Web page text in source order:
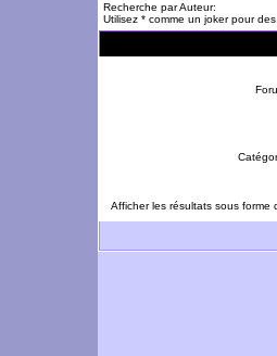
Recherche par Auteur:
Utilisez * comme un joker pour
Afficher les résultats sous forme